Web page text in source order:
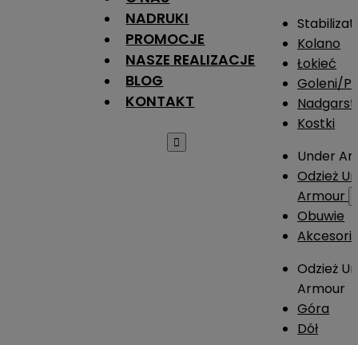
NADRUKI
PROMOCJE
NASZE REALIZACJE
BLOG
KONTAKT

Kolano
Łokieć
Goleni/
Kostki
Under
Odzież
Armour
Obuwie
Odzież
Armour
Góra
Dół